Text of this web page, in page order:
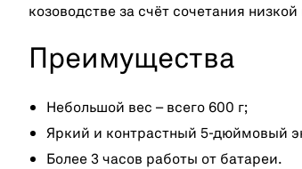
козоводстве за счёт сочетания
Преимущества
Небольшой вес – всего 600 г;
Яркий и контрастный 5-дюймовый
Более 3 часов работы от батареи.